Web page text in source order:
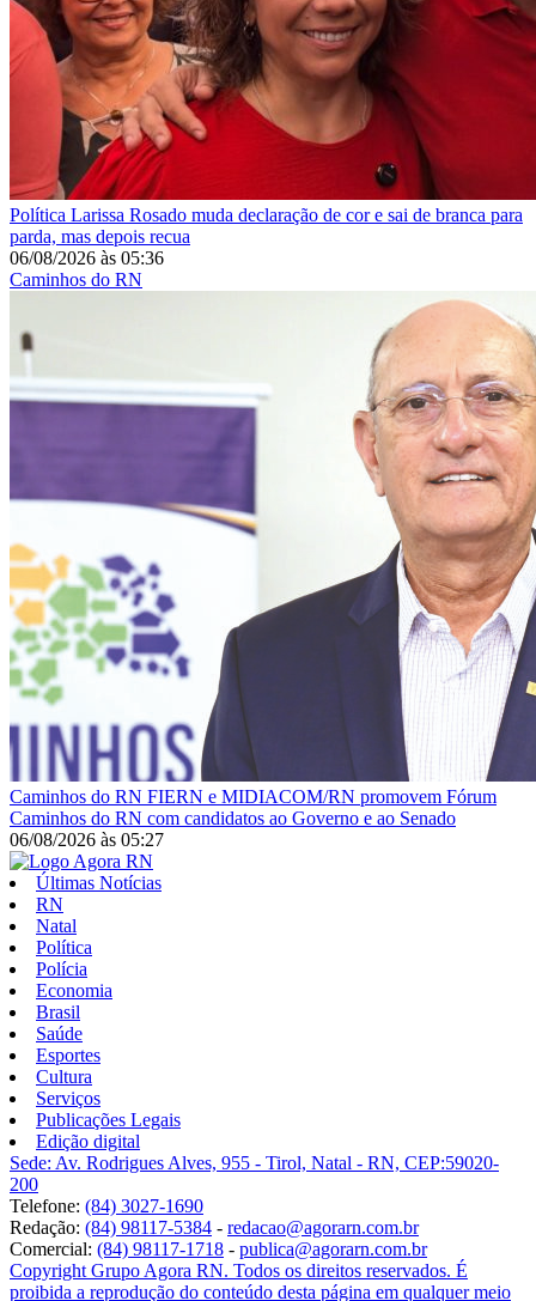
Política Larissa Rosado muda declaração de cor e sai de branca para
parda, mas depois recua
06/08/2026 às 05:36
Caminhos do RN
Caminhos do RN FIERN e MIDIACOM/RN promovem Fórum
Caminhos do RN com candidatos ao Governo e ao Senado
06/08/2026 às 05:27
Últimas Notícias
RN
Natal
Política
Polícia
Economia
Brasil
Saúde
Esportes
Cultura
Serviços
Publicações Legais
Edição digital
Sede: Av. Rodrigues Alves, 955 - Tirol, Natal - RN, CEP:59020-
200
Telefone: (84) 3027-1690
Redação: (84) 98117-5384 - redacao@agorarn.com.br
Comercial: (84) 98117-1718 - publica@agorarn.com.br
Copyright Grupo Agora RN. Todos os direitos reservados. É
proibida a reprodução do conteúdo desta página em qualquer meio